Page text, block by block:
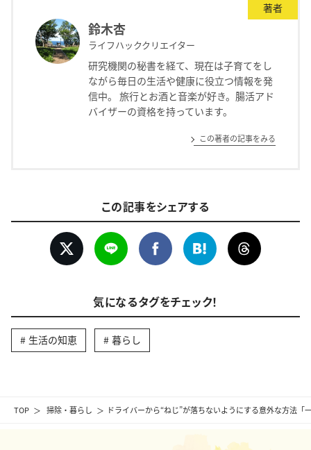
TOP 掃除・暮らし ドライバーから“ねじ”が落ちないようにする意外な方法「
著者
鈴木杏
ライフハッククリエイター
研究機関の秘書を経て、現在は子育てをし
ながら毎日の生活や健康に役立つ情報を発
信中。 旅行とお酒と音楽が好き。腸活アド
バイザーの資格を持っています。
この著者の記事をみる
この記事をシェアする
気になるタグをチェック！
生活の知恵 暮らし